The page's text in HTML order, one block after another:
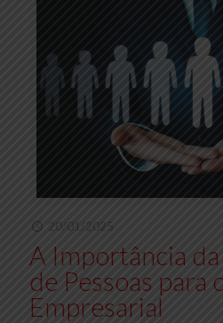
20/01/2025
A Importância
de Pessoas para
Empresarial